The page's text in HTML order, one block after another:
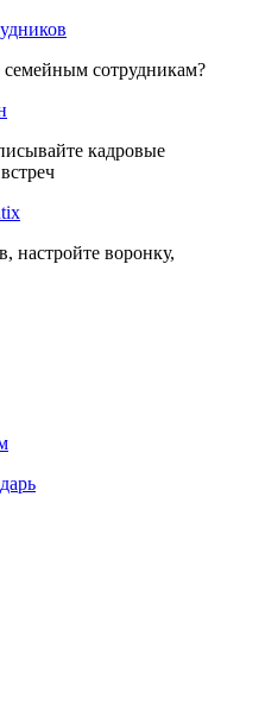
семейным сотрудникам?
кадровые
настройте воронку,